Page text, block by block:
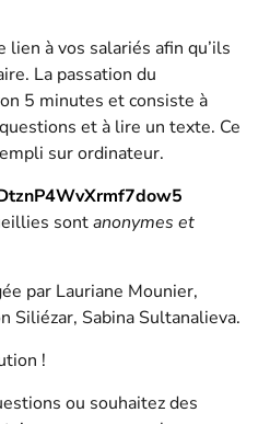
lien à vos salariés afin qu’ils
La passation du
5 minutes et consiste à
et à lire un texte. Ce
sur ordinateur.
sontanonymes et
par Lauriane Mounier,
Siliézar, Sabina Sultanalieva.
!
ou souhaitez des